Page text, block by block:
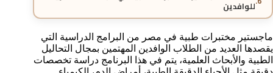
للوافدين
المقررات الدراسية في ماجستير المختبرات الطبية في مصر
للسعوديين
مدة دراسة ماجستير المختبرات الطبية في مصر للوافدين
كيفية التسجيل في ماجستير مختبرات طبية في مصر
ماجستير مختبرات طبية في مصر من البرامج الدراسية التي
يقصدها العديد من الطلاب الوافدين المهتمين بمجال التحاليل
الطبية والأبحاث العلمية، يتم في هذا البرنامج دراسة تخصصات